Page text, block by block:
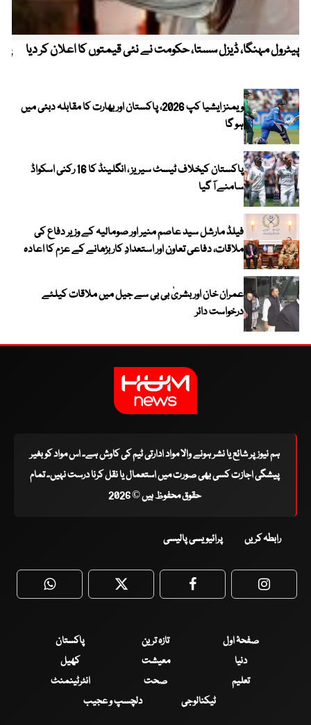
پیٹرول مہنگا، ڈیزل سستا، حکومت نے نئی قیمتوں کا اعلان کر دیا
ویمنز ایشیا کپ 2026، پاکستان اور بھارت کا مقابلہ دبئی میں
ہو گا
پاکستان کیخلاف ٹیسٹ سیریز ، انگلینڈ کا 16 رکنی اسکواڈ
سامنے آ گیا
فیلڈ مارشل سید عاصم منیر اور صومالیہ کے وزیر دفاع کی
ملاقات، دفاعی تعاون اور استعدادِ کار بڑھانے کے عزم کا اعادہ
عمران خان اور بشریٰ بی بی سے جیل میں ملاقات کیلئے
درخواست دائر
ہم نیوز پر شائع یا نشر ہونے والا مواد ادارتی ٹیم کی کاوش ہے۔ اس مواد کو بغیر
پیشگی اجازت کسی بھی صورت میں استعمال یا نقل کرنا درست نہیں۔ تمام
حقوق محفوظ ہیں © 2026
رابطہ کریں پرائیویسی پالیسی
WhatsApp Twitter Facebook
صفحۂ اول تازہ ترین
پاکستان
دنیا
معیشت
کھیل
تعلیم
صحت
انٹرٹینمنٹ
ٹیکنالوجی
دلچسپ و عجیب